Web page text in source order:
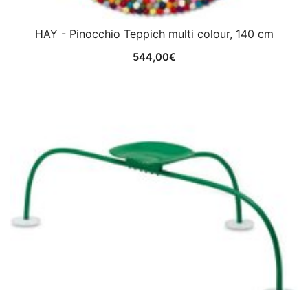
HAY - Pinocchio Teppich multi colour, 140 cm
544,00€